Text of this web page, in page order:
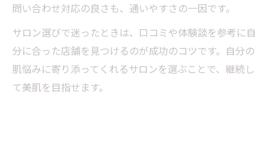
問い合わせ対応の良さも、通いやすさの一因です。
サロン選びで迷ったときは、口コミや体験談を参考に自
分に合った店舗を見つけるのが成功のコツです。自分の
肌悩みに寄り添ってくれるサロンを選ぶことで、継続し
て美肌を目指せます。